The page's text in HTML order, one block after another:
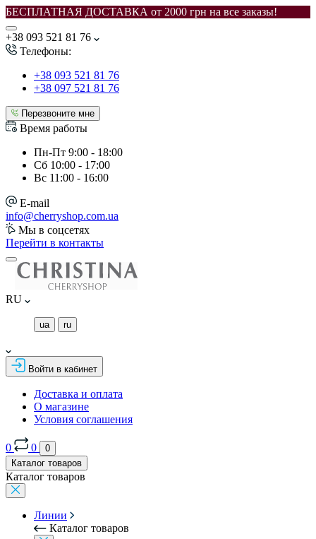
БЕСПЛАТНАЯ ДОСТАВКА от 2000 грн на все заказы!
+38 093 521 81 76
Телефоны:
+38 093 521 81 76
+38 097 521 81 76
Перезвоните мне
Время работы
Пн-Пт 9:00 - 18:00
Сб 10:00 - 17:00
Вс 11:00 - 16:00
E-mail
info@cherryshop.com.ua
Мы в соцсетях
Перейти в контакты
RU
ua ru
Войти в кабинет
Доставка и оплата
О магазине
Условия соглашения
0 0
0
Каталог товаров
Каталог товаров
Линии
Каталог товаров